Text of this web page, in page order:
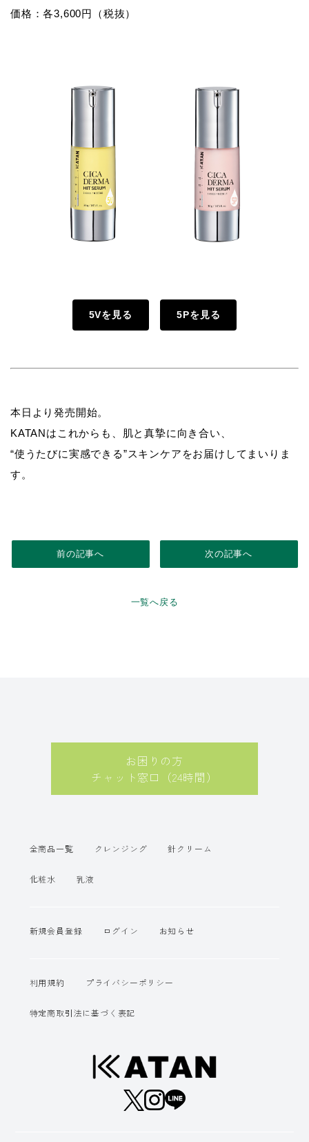
価格：各3,600円（税抜）
5Vを見る 5Pを見る
本日より発売開始。
KATANはこれからも、肌と真摯に向き合い、
“使うたびに実感できる”スキンケアをお届けしてまいりま
す。
前の記事へ
一覧へ戻る
次の記事へ
お困りの方
チャット窓口（24時間）
全商品一覧 クレンジング 針クリーム
化粧水 乳液
新規会員登録 ログイン お知らせ
利用規約 プライバシーポリシー
特定商取引法に基づく表記